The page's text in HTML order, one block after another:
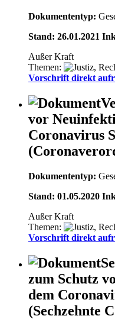
Dokumententyp:
Stand: 26.01.2021
Außer Kraft
Themen:
Vorschrift direkt
vor
Coronavirus
Dokumententyp:
Stand: 01.05.2020
Außer Kraft
Themen:
Vorschrift direkt
zum Schutz
dem
(Sechzehnte